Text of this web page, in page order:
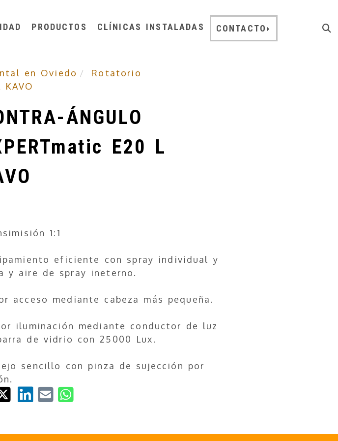
PRODUCTOS CLÍNICAS INSTALADAS CONTACTO
en Oviedo
Rotatorio
KAVO
ÁNGULO
E20 L
1:1
eficiente con spray individual y
y aire de spray ineterno.
acceso mediante cabeza más pequeña.
iluminación mediante conductor de luz
de vidrio con 25000 Lux.
sencillo con pinza de sujección por